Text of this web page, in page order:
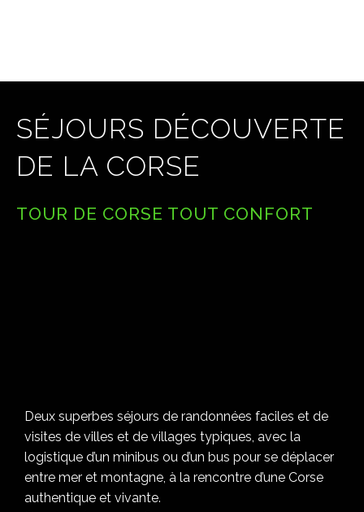
SÉJOURS DÉCOUVERTE
DE LA CORSE
TOUR DE CORSE TOUT CONFORT
Deux superbes séjours de randonnées faciles et de
visites de villes et de villages typiques, avec la
logistique d’un minibus ou d’un bus pour se déplacer
entre mer et montagne, à la rencontre d’une Corse
authentique et vivante.